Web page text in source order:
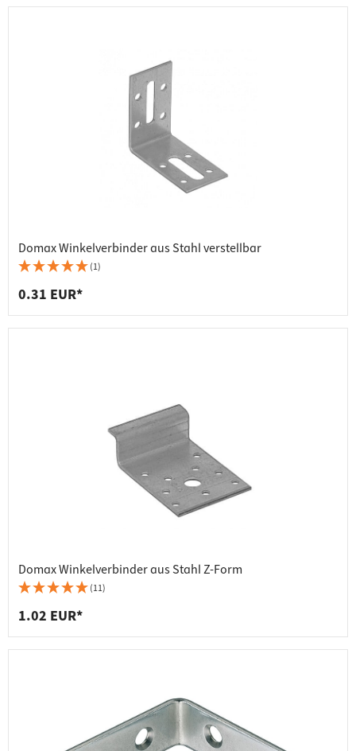
Domax Winkelverbinder aus Stahl verstellbar
(1)
0.31 EUR*
Domax Winkelverbinder aus Stahl Z-Form
(11)
1.02 EUR*